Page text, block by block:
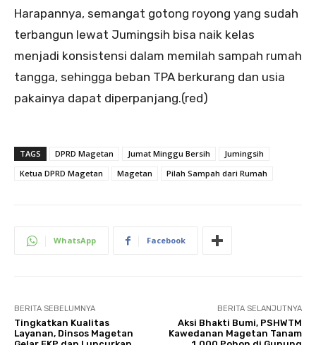
Harapannya, semangat gotong royong yang sudah
terbangun lewat Jumingsih bisa naik kelas
menjadi konsistensi dalam memilah sampah rumah
tangga, sehingga beban TPA berkurang dan usia
pakainya dapat diperpanjang.(red)
TAGS DPRD Magetan Jumat Minggu Bersih
Jumingsih
Ketua DPRD Magetan
Magetan Pilah Sampah dari Rumah
WhatsApp Facebook
BERITA SEBELUMNYA
Tingkatkan Kualitas
Layanan, Dinsos Magetan
BERITA SELANJUTNYA
Aksi Bhakti Bumi, PSHWTM
Kawedanan Magetan Tanam